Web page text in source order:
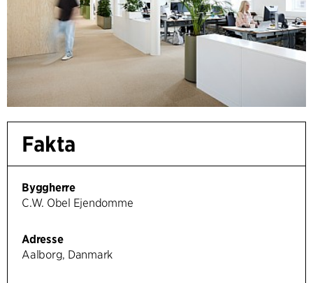
Fakta
Byggherre
C.W. Obel Ejendomme
Adresse
Aalborg, Danmark